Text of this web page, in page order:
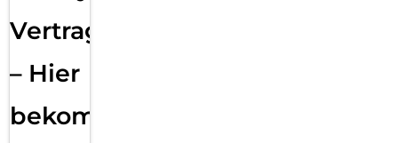
Vertragsabwicklung
– Hier
bekommst